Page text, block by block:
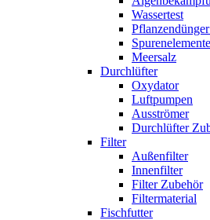
Wassertest
Spurenelemente
Meersalz
Durchlüfter
Oxydator
Luftpumpen
Ausströmer
Durchlüfter
Filter
Außenfilter
Innenfilter
Filter Zubehör
Filtermaterial
Fischfutter